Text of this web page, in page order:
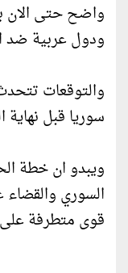
واضح حتى الان
ودول عربية ضد
والتوقعات
سوريا قبل نهاية
ويبدو ان خطة
السوري
قوى متطرفة